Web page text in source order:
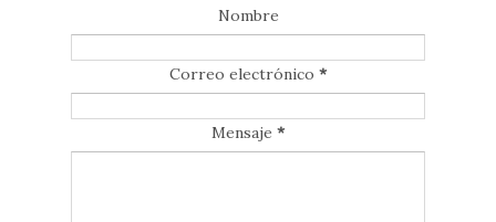
Nombre
Correo electrónico *
Mensaje *